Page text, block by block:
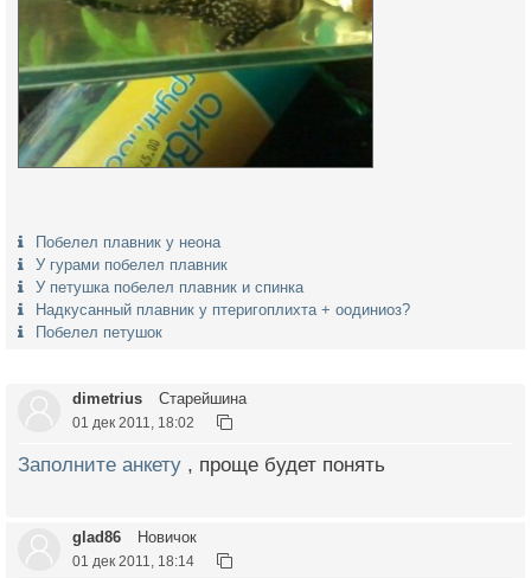
Побелел плавник у неона
У гурами побелел плавник
У петушка побелел плавник и спинка
Надкусанный плавник у птеригоплихта + оодиниоз?
Побелел петушок
dimetrius Старейшина
01 дек 2011, 18:02
Заполните анкету , проще будет понять
glad86 Новичок
01 дек 2011, 18:14